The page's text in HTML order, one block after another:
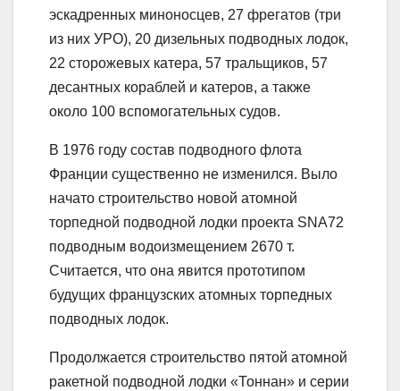
эскадренных миноносцев, 27 фрегатов (три
из них УРО), 20 дизельных подводных лодок,
22 сторожевых катера, 57 тральщиков, 57
десантных кораблей и катеров, а также
около 100 вспомогательных судов.
В 1976 году состав подводного флота
Франции существенно не изменился. Выло
начато строительство новой атомной
торпедной подводной лодки проекта SNA72
подводным водоизмещением 2670 т.
Считается, что она явится прототипом
будущих французских атомных торпедных
подводных лодок.
Продолжается строительство пятой атомной
ракетной подводной лодки «Тоннан» и серии